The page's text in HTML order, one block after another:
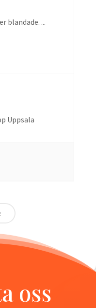
blandade. ...
Uppsala
oss